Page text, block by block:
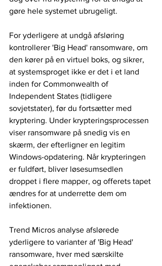
gøre hele systemet ubrugeligt.
For yderligere at undgå afsløring
kontrollerer 'Big Head' ransomware, om
den kører på en virtuel boks, og sikrer,
at systemsproget ikke er det i et land
inden for Commonwealth of
Independent States (tidligere
sovjetstater), før du fortsætter med
kryptering. Under krypteringsprocessen
viser ransomware på snedig vis en
skærm, der efterligner en legitim
Windows-opdatering. Når krypteringen
er fuldført, bliver løsesumsedlen
droppet i flere mapper, og offerets tapet
ændres for at underrette dem om
infektionen.
Trend Micros analyse afslørede
yderligere to varianter af 'Big Head'
ransomware, hver med særskilte